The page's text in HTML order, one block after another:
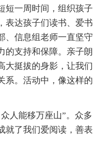
短一周时间，组织孩子
表达孩子们读书、爱书
、信息组老师一直坚守
的支持和保障。亲子朗
大挺拔的身影，让我们
系。活动中，像这样的
人能移万座山”。众多
就了我们爱阅读，善表